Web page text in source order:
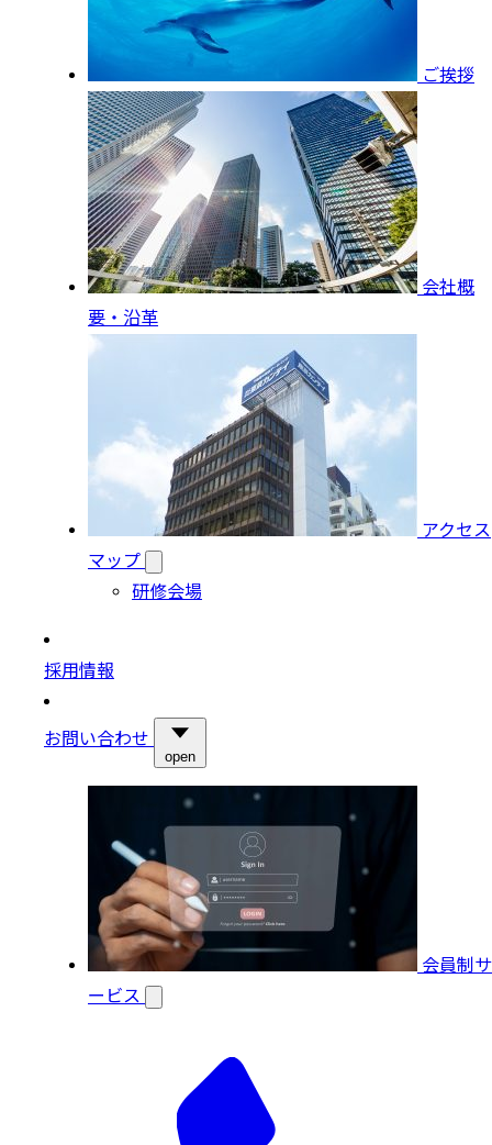
ご挨拶
会社概
要・沿革
アクセス
マップ
研修会場
採用情報
お問い合わせ
open
会員制サ
ービス